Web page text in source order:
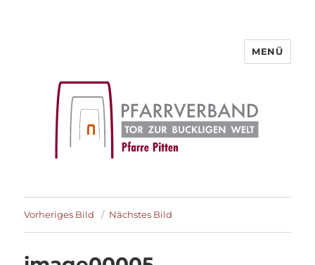
MENÜ
Vorheriges Bild Nächstes Bild